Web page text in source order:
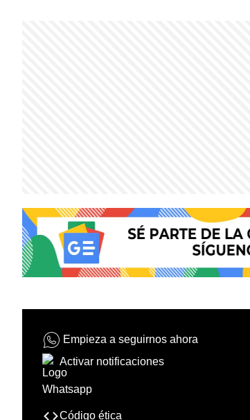
Empieza a seguirnos ahora
Activar notificaciones
Código ética